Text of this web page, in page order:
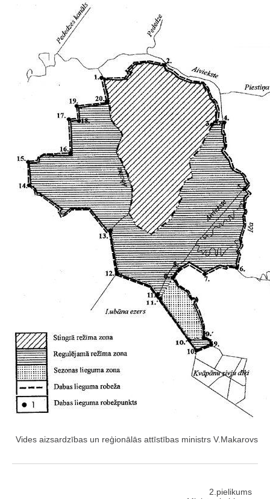
Vides aizsardzības un reģionālās attīstības ministrs V.Makarovs
2.pielikums